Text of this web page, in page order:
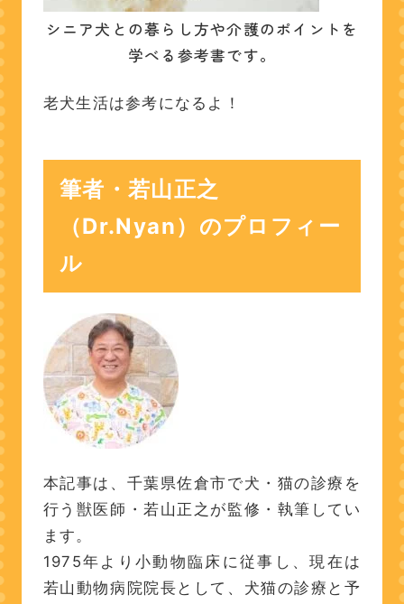
シニア犬との暮らし方や介護のポイントを
学べる参考書です。
老犬生活は参考になるよ！
筆者・若山正之
（Dr.Nyan）のプロフィー
ル
本記事は、千葉県佐倉市で犬・猫の診療を
行う獣医師・若山正之が監修・執筆してい
ます。
1975年より小動物臨床に従事し、現在は
若山動物病院院長として、犬猫の診療と予